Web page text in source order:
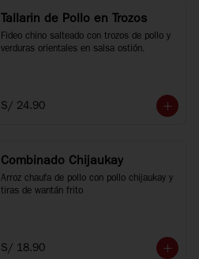
Tallarin de Pollo en Trozos
Fideo chino salteado con trozos de pollo y
verduras orientales en salsa ostión.
S/ 24.90
Combinado Chijaukay
Arroz chaufa de pollo con pollo chijaukay y
tiras de wantán frito
S/ 18.90